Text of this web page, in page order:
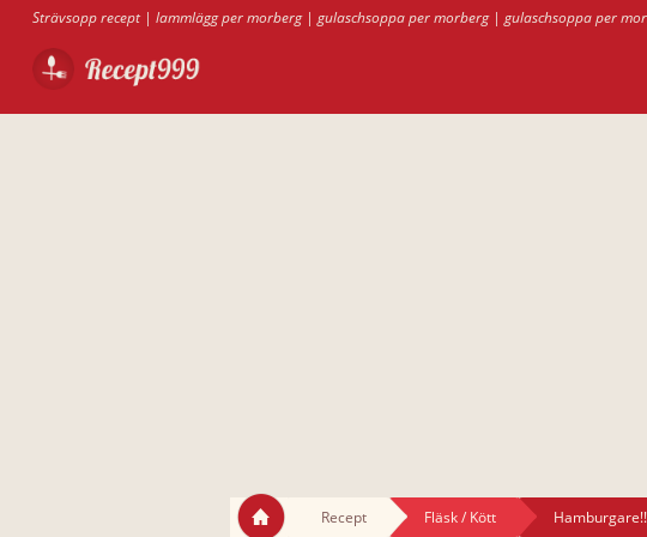
Strävsopp recept| lammlägg per morberg| gulaschsoppa per morberg| gulaschsoppa per
Recept Fläsk / Kött